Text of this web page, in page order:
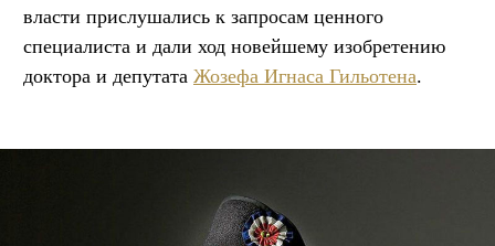
власти прислушались к запросам ценного
специалиста и дали ход новейшему изобретению
доктора и депутата Жозефа Игнаса Гильотена.